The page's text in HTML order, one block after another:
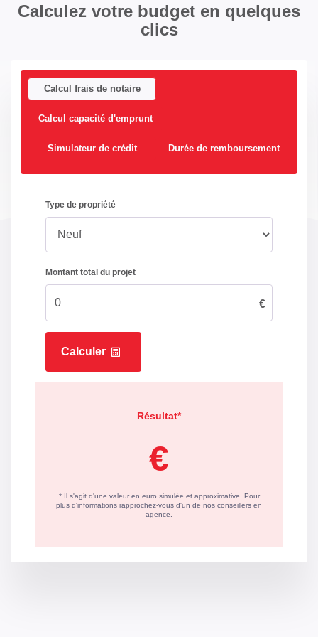
Non
Climatisation
Sous-sol
Panneau Solaire
DIAGNOSTICS
Concerné par un Etat
des Risques et
Pollutions (ERP)
Oui
Consommation
C
consommation
Calculez votre budget en quelques
clics
Calcul frais de notaire
Calcul capacité d'emprunt
Simulateur de crédit Durée de remboursement